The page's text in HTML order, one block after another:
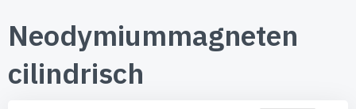
Neodymiummagneten
cilindrisch